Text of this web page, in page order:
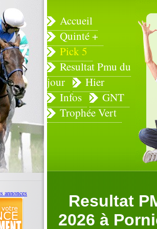
Accueil
Quinté +
Pick 5
Resultat Pmu du
jour
Hier
Infos
GNT
Trophée Vert
Resultat
2026 à
annonces